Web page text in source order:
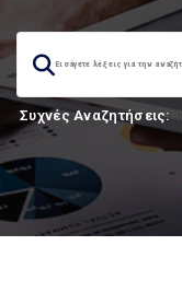
Συχνές Αναζητήσεις: